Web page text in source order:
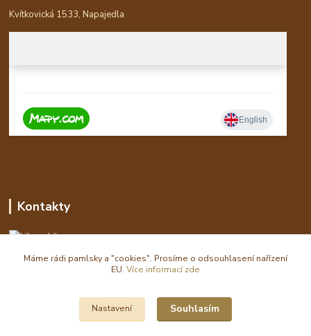
Kvítkovická 1533, Napajedla
Kontakty
Libor
eshop(zavináč)waldi.cz
Máme rádi pamlsky a "cookies". Prosíme o odsouhlasení nařízení
EU. Více informací zde
Nastavení Souhlasím